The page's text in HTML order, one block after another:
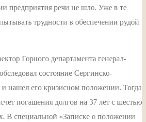
предприятия речи не шло. Уже в те
трудности в обеспечении рудой
Горного департамента генерал-
состояние Сергинско-
и нашел его кризисном положении. Тогда
погашения долгов на 37 лет с шестью
В специальной «Записке о положении